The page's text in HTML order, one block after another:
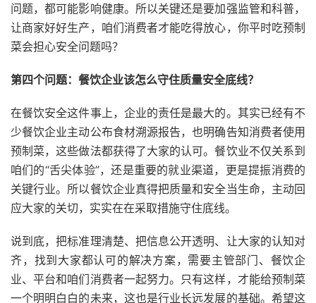
问题，都可能影响健康。所以关键还是要加强监管和科普，
让商家好好生产，咱们消费者才能吃得放心，你平时吃预制
菜会担心安全问题吗？
第四个问题：餐饮企业该怎么守住质量安全底线？
在餐饮安全这件事上，企业的责任是最大的。其实已经有不
少餐饮企业主动公布食材溯源报告，也明确告知消费者使用
预制菜，这些做法都获得了大家的认可。餐饮业不仅关系到
咱们的“舌尖体验”，还是重要的就业渠道，更是提振消费的
关键行业。所以餐饮企业真得把质量和安全当生命，主动回
应大家的关切，实实在在采取措施守住底线。
说到底，把标准理清楚、把信息公开透明、让大家的认知对
齐，找到大家都认可的解决方案，需要主管部门、餐饮企
业、平台和咱们消费者一起努力。只有这样，才能给预制菜
一个明明白白的未来，这也是行业长远发展的基础。希望这